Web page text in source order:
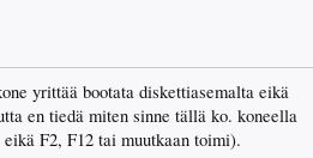
yrittää bootata diskettiasemalta eikä
en tiedä miten sinne tällä ko. koneella
F2, F12 tai muutkaan toimi).